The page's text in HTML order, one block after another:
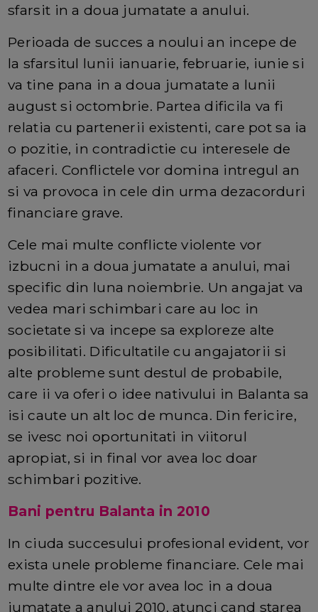
sfarsit in a doua jumatate a anului.
Perioada de succes a noului an incepe de
la sfarsitul lunii ianuarie, februarie, iunie si
va tine pana in a doua jumatate a lunii
august si octombrie. Partea dificila va fi
relatia cu partenerii existenti, care pot sa ia
o pozitie, in contradictie cu interesele de
afaceri. Conflictele vor domina intregul an
si va provoca in cele din urma dezacorduri
financiare grave.
Cele mai multe conflicte violente vor
izbucni in a doua jumatate a anului, mai
specific din luna noiembrie. Un angajat va
vedea mari schimbari care au loc in
societate si va incepe sa exploreze alte
posibilitati. Dificultatile cu angajatorii si
alte probleme sunt destul de probabile,
care ii va oferi o idee nativului in Balanta sa
isi caute un alt loc de munca. Din fericire,
se ivesc noi oportunitati in viitorul
apropiat, si in final vor avea loc doar
schimbari pozitive.
Bani pentru Balanta in 2010
In ciuda succesului profesional evident, vor
exista unele probleme financiare. Cele mai
multe dintre ele vor avea loc in a doua
jumatate a anului 2010, atunci cand starea